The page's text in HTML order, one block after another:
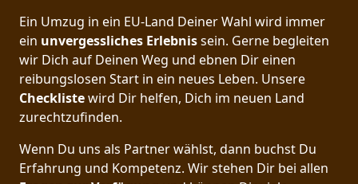
Ein Umzug in ein EU-Land Deiner Wahl wird immer
ein unvergessliches Erlebnissein. Gerne begleiten
wir Dich auf Deinen Weg und ebnen Dir einen
reibungslosen Start in ein neues Leben. Unsere
Checklistewird Dir helfen, Dich im neuen Land
zurechtzufinden.
Wenn Du uns als Partner wählst, dann buchst Du
Erfahrung und Kompetenz. Wir stehen Dir bei allen